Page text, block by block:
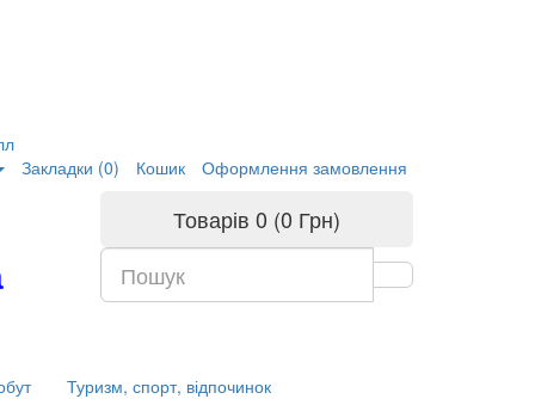
Закладки (0)
Кошик Оформлення замовлення
Товарів 0 (0 Грн)
Туризм, спорт, відпочинок